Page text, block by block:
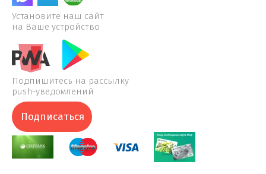
Установите наш сайт
на Ваше устройство
Подпишитесь на рассылку
push-уведомлений
Подписаться